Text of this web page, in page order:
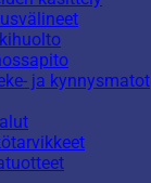
ja kynnysmatot